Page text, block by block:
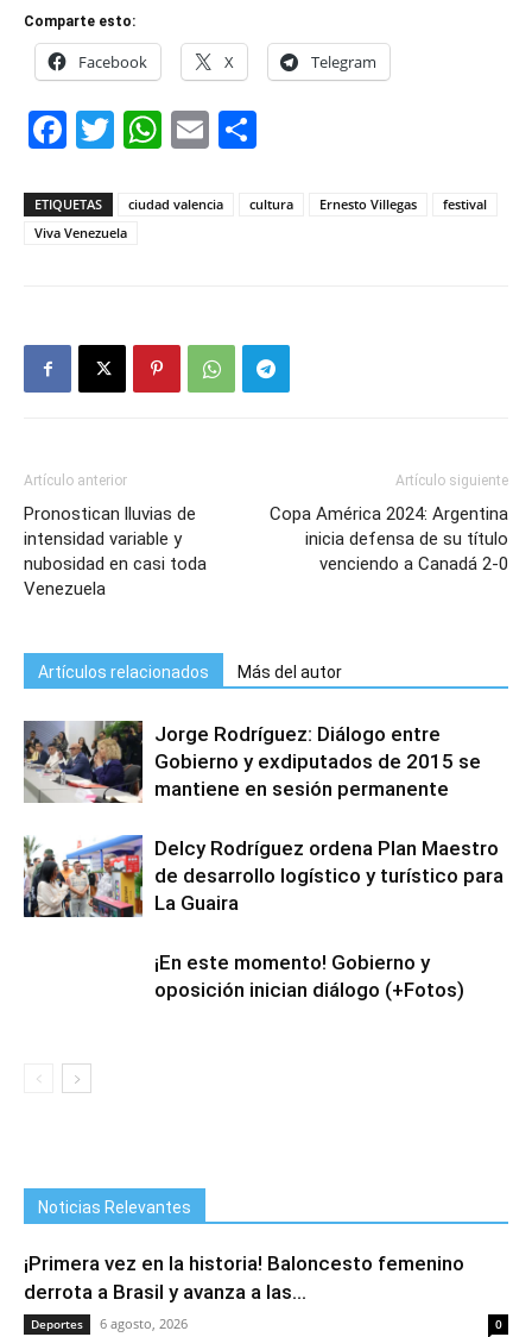
Comparte esto:
Facebook X Telegram
Facebook
Twitter
WhatsApp
Email
ETIQUETAS ciudad valencia cultura Ernesto Villegas
festival
Viva Venezuela
Artículo anterior
Pronostican lluvias de
intensidad variable y
nubosidad en casi toda
Venezuela
Artículo siguiente
Copa América 2024: Argentina
inicia defensa de su título
venciendo a Canadá 2-0
Artículos relacionados Más del autor
Jorge Rodríguez: Diálogo entre
Gobierno y exdiputados de 2015 se
mantiene en sesión permanente
Delcy Rodríguez ordena Plan Maestro
de desarrollo logístico y turístico para
La Guaira
¡En este momento! Gobierno y
oposición inician diálogo (+Fotos)
Noticias Relevantes
¡Primera vez en la historia! Baloncesto femenino
derrota a Brasil y avanza a las...
Deportes 6 agosto, 2026 0